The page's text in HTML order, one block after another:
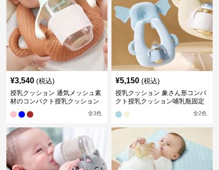
¥3,540 (税込)
授乳クッション 通気メッシュ素
材のコンパクト授乳クッション
全3色
¥5,150 (税込)
授乳クッション 象さん形コンパ
クト授乳クッション哺乳瓶固定
全2色